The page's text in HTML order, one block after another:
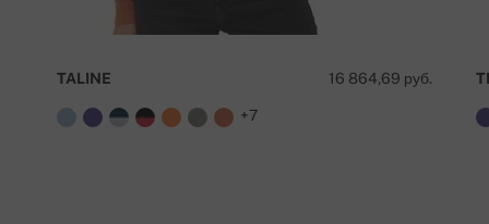
16 864,69 руб.
TALINE
+7